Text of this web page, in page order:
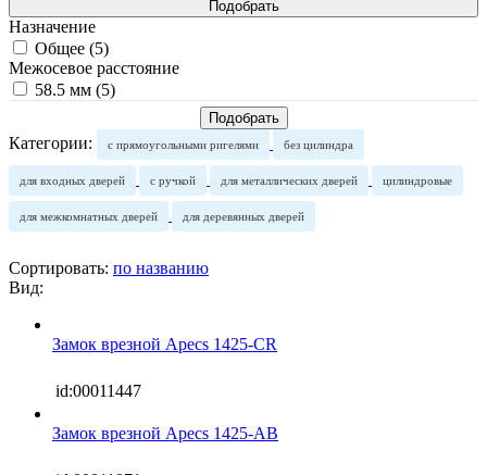
Назначение
Общее (5)
Межосевое расстояние
58.5 мм (5)
Категории: с прямоугольными ригелями без цилиндра
для входных дверей с ручкой для металлических дверей цилиндровые
для межкомнатных дверей для деревянных дверей
Сортировать: по названию
Вид:
Замок врезной Apecs 1425-CR
id:00011447
Замок врезной Apecs 1425-AB